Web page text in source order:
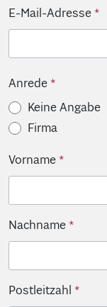
E-Mail-Adresse
Anrede
Keine Angabe
Firma
Vorname
Nachname
Postleitzahl